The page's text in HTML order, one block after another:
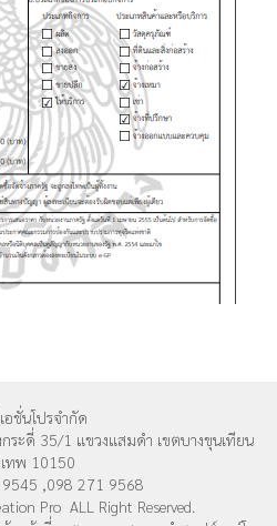
อชั่นโปรจำกัด
ะดี่ 35/1 แขวงแสมดำ เขตบางขุนเทียน
เทพ 10150
,098 271 9568
Pro ALL Right Reserved.